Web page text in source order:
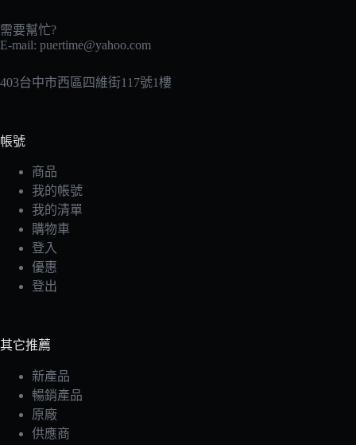
需要幫忙?
E-mail: puertime@yahoo.com
403台中市西區四維街117號1樓
帳號
商品
我的帳號
我的清單
購物車
登入
優惠
登出
其它推薦
新產品
暢銷產品
原廠
供應商